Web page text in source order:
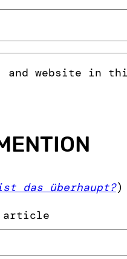
and website in
das überhaupt?)
article